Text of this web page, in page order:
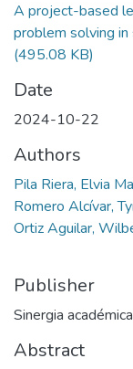
A project-based
problem solving
(495.08 KB)
Date
2024-10-22
Authors
Pila Riera, Elvia
Romero Alcívar,
Ortiz Aguilar,
Publisher
Sinergia académica
Abstract